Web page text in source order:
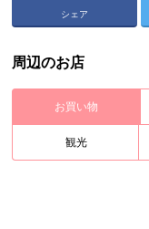
シェア
周辺のお店
お買い物
観光